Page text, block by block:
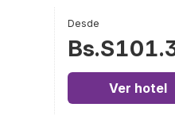
Desde
Ver hotel